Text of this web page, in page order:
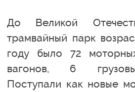
До Великой
трамвайный парк
году было 72
вагонов, 6
Поступали как новые